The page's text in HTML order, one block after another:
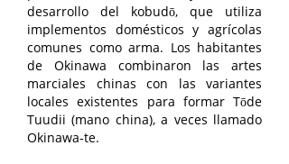
desarrollo del kobudō, que utiliza
implementos domésticos y agrícolas
comunes como arma. Los habitantes
de Okinawa combinaron las artes
marciales chinas con las variantes
locales existentes para formar Tōde
Tuudii (mano china), a veces llamado
Okinawa-te.